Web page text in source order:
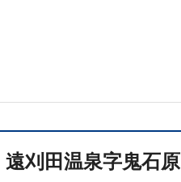
遠刈田温泉字鬼石原